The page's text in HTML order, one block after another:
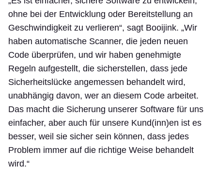
ohne bei der Entwicklung oder Bereitstellung an
Geschwindigkeit zu verlieren“, sagt Booijink. „Wir
haben automatische Scanner, die jeden neuen
Code überprüfen, und wir haben genehmigte
Regeln aufgestellt, die sicherstellen, dass jede
Sicherheitslücke angemessen behandelt wird,
unabhängig davon, wer an diesem Code arbeitet.
Das macht die Sicherung unserer Software für uns
einfacher, aber auch für unsere Kund(inn)en ist es
besser, weil sie sicher sein können, dass jedes
Problem immer auf die richtige Weise behandelt
wird.“